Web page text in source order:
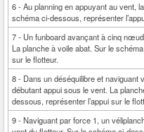
6 - Au planning en appuyant au vent,
schéma ci-dessous, représenter
7 - Un funboard avançant à cinq
La planche à voile abat. Sur le
sur le flotteur.
8 - Dans un déséquilibre et naviguant
débutant appui sous le vent. La
dessous, représenter l’appui sur le
9 - Naviguant par force 1, un